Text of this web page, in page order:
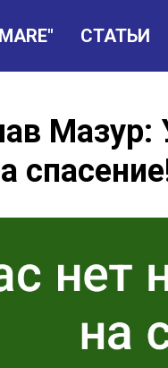
СТАТЬИ
Мазур: